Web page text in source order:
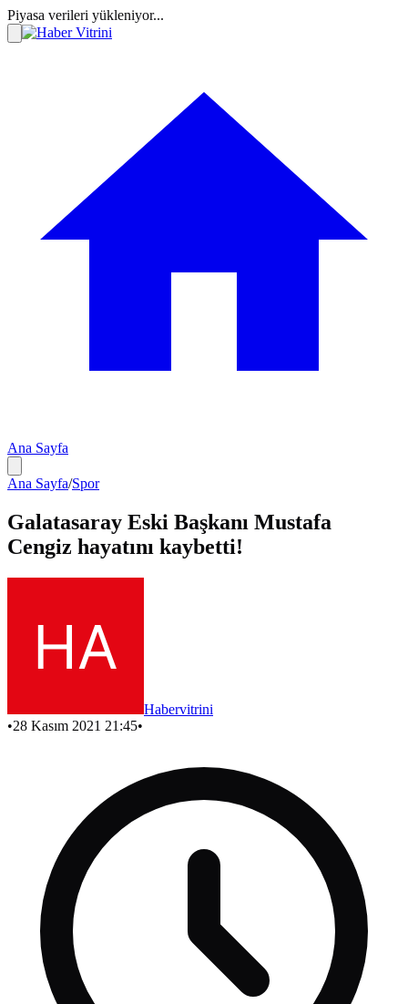
Piyasa verileri yükleniyor...
Ana Sayfa
Ana Sayfa/Spor
Galatasaray Eski Başkanı Mustafa
Cengiz hayatını kaybetti!
Habervitrini
•28 Kasım 2021 21:45•